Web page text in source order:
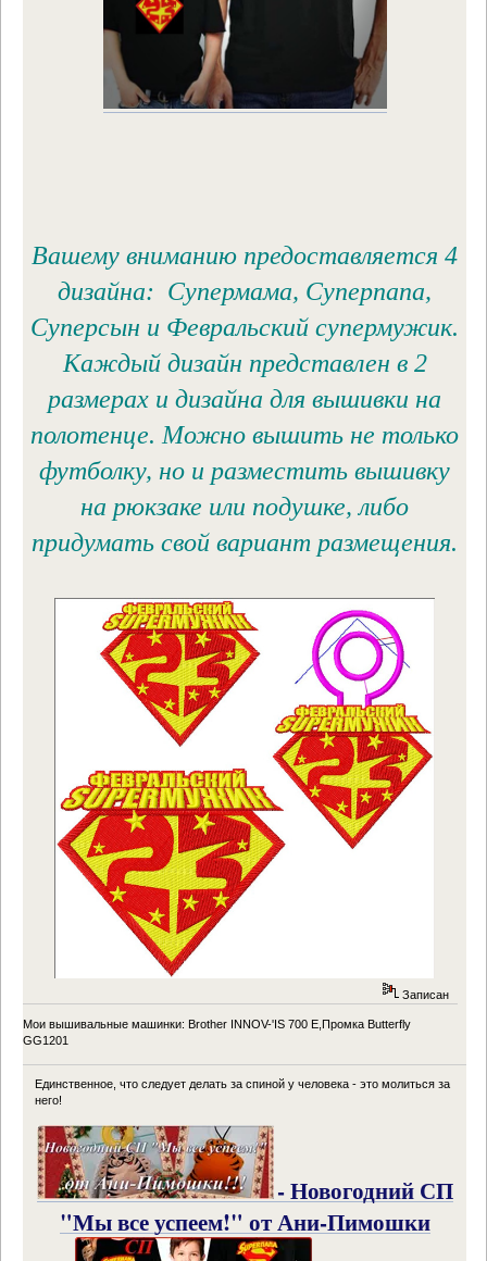
Вашему вниманию предоставляется 4
дизайна: Супермама, Суперпапа,
Суперсын и Февральский супермужик.
Каждый дизайн представлен в 2
размерах и дизайна для вышивки на
полотенце. Можно вышить не только
футболку, но и разместить вышивку
на рюкзаке или подушке, либо
придумать свой вариант размещения.
Записан
Мои вышивальные машинки: Brother INNOV-'IS 700 Е,Промка Butterfly
GG1201
Единственное, что следует делать за спиной у человека - это молиться за
него!
- Новогодний СП
"Мы все успеем!" от Ани-Пимошки